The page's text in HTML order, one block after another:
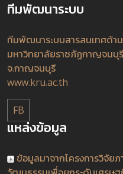
ทีมพัฒนาระบบ
ทีมพัฒนาระบบสารสนเทศด้
มหาวิทยาลัยราชภัฏกาญจนบุ
จ.กาญจนบุรี
www.kru.ac.th
FB
แหล่งข้อมูล
ข้อมูลมาจากโครงการวิจัย